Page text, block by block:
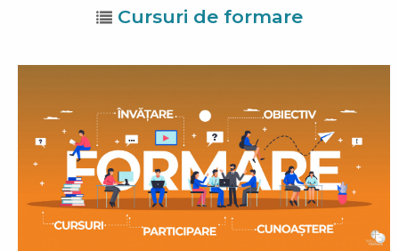
Cursuri de formare